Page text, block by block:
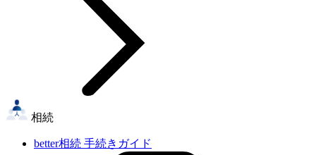
相続
better相続 手続きガイド